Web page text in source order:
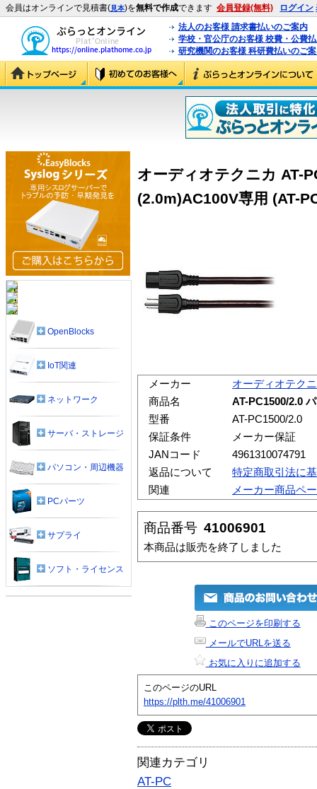
会員はオンラインで見積書(見本)を無料で作成できます 会員登録(無料) ログイン
法人のお客様 請求書払いのご案内
学校・官公庁のお客様 校費・公費
研究機関のお客様 科研費払いのご
オーディオテクニカ AT-
(2.0m)AC100V専用 (AT-
メーカー
オーディオテク
商品名
AT-PC1500/2.0
型番
AT-PC1500/2.0
保証条件
メーカー保証
JANコード
4961310074791
返品について
特定商取引法に
関連
メーカー商品ペ
商品番号 41006901
本商品は販売を終了しました
このページを印刷する
メールでURLを送る
お気に入りに追加する
このページのURL
https://plth.me/41006901
関連カテゴリ
AT-PC
OpenBlocks
IoT関連
ネットワーク
サーバ・ストレージ
パソコン・周辺機器
PCパーツ
サプライ
ソフト・ライセンス